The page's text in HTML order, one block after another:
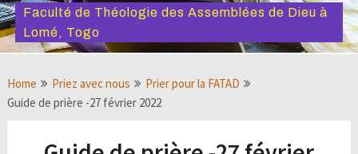
Faculté de Théologie des Assemblées de Dieu à
Lomé, Togo
Home Priez avec nous
Prier pour la FATAD
Guide de prière -27 février 2022